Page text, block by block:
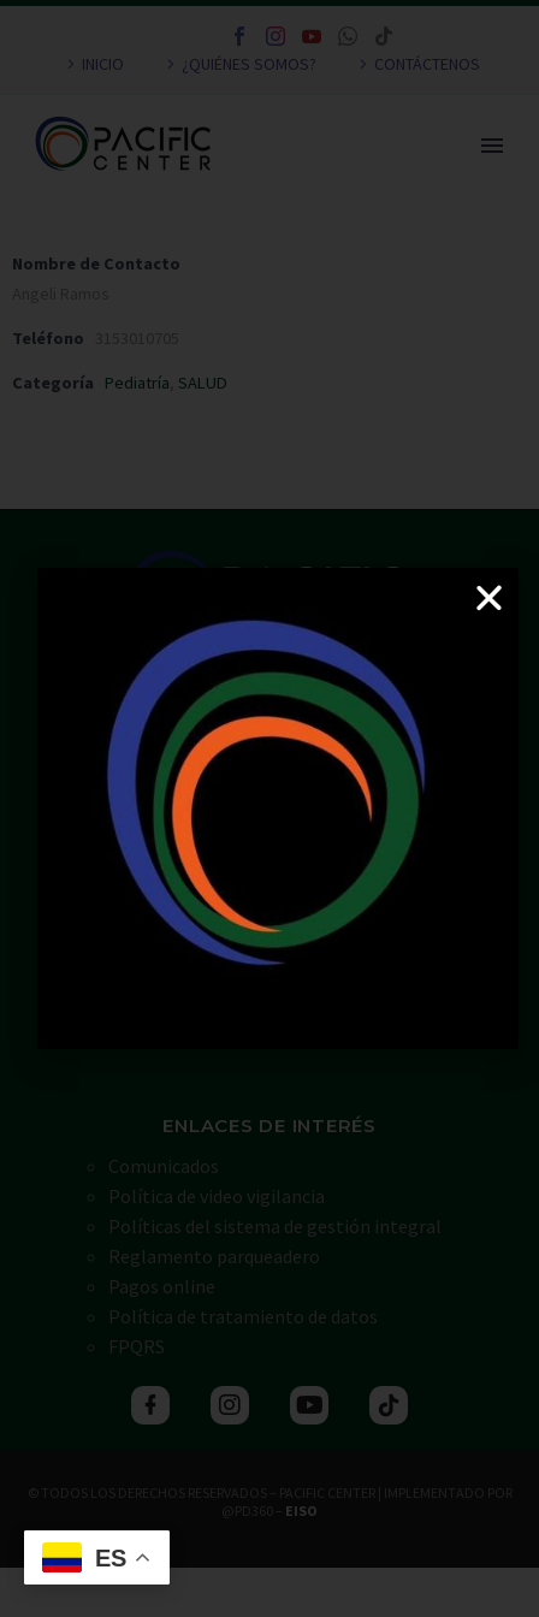
INICIO ¿QUIÉNES SOMOS? CONTÁCTENOS
Nombre de Contacto
Teléfono
Categoría Pediatría SALUD
servicioalcliente@pacificcenter.co
WhatsApp: 321 2609022
Dirección:
Calle 36N # 6A – 65
Zona Chipichape, Cali – Valle – Colombia
LOCALES DISPONIBLES
Chirly Gilaberth:
3172196770
corporatewtccali@gmail.com
ENLACES DE INTERÉS
Comunicados
Política de video vigilancia
Políticas del sistema de gestión integral
Reglamento parqueadero
Pagos online
Política de tratamiento de datos
FPQRS
© TODOS LOS DERECHOS RESERVADOS – PACIFIC CENTER | IMPLEMENTADO POR
@PD360 – EISO
ES